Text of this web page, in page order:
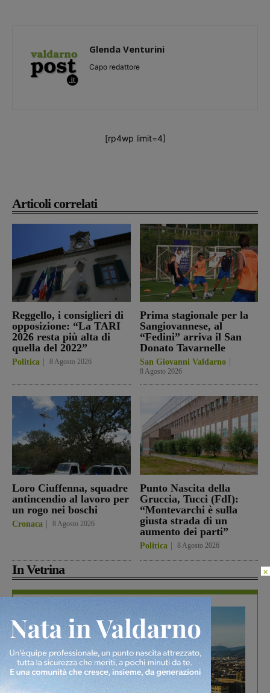
Articoli correlati
Reggello, i consiglieri di
opposizione: “La TARI
2026 resta più alta di
quella del 2022”
Politica 8 Agosto 2026
Prima stagionale per la
Sangiovannese, al
“Fedini” arriva il San
Donato Tavarnelle
San Giovanni Valdarno
8 Agosto 2026
Loro Ciuffenna, squadre
antincendio al lavoro per
un rogo nei boschi
Cronaca 8 Agosto 2026
Punto Nascita della
Gruccia, Tucci (FdI):
“Montevarchi è sulla
giusta strada di un
aumento dei parti”
Politica 8 Agosto 2026
In Vetrina
Glenda Venturini
Capo redattore
[rp4wp limit=4]
×